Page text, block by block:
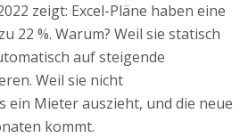
zeigt: Excel-Pläne haben eine
22 %. Warum? Weil sie statisch
auf steigende
Weil sie nicht
ein Mieter auszieht, und die neue
kommt.